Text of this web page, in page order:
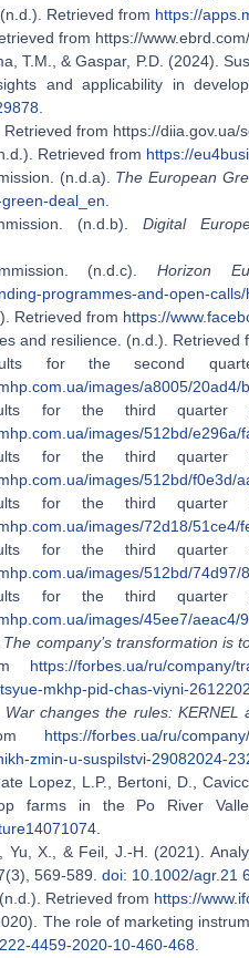
Retrieved from https://
from https://
T.M., & Gaspar, P.D. (2024).
and applicability in
from https://diia.gov.ua/
Retrieved from https://
(n.d.a). TheEuropean
deal_en
(n.d.b). Digital
(n.d.c).Horizon
programmes-and-open-
Retrieved from https://
and resilience. (n.d.). Retrieved
for the second
images/a8005/20ad4/
for the third quarter
images/512bd/e296a/
for the third quarter
images/512bd/f0e3d/
for the third quarter
images/72d18/51ce4/
for the third quarter
images/512bd/74d97/
for the third quarter
images/45ee7/aeac4/
The company’s transformation is
https://forbes.ua/ru/company/
mkhp-pid-chas-viyni-
War changes the rules:
https://forbes.ua/ru/
zmin-u-suspilstvi-29082024-
Lopez, L.P., Bertoni, D.,
farms in the Po River
Yu, X., & Feil, J.-H. (2021).
569-589. doi: 10.1002/agr.21
Retrieved from https://
The role of marketing
4459-2020-10-460-468